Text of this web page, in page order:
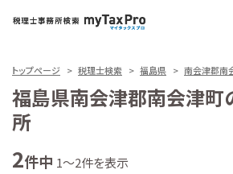
トップページ 税理士検索 福島県 南会津郡南
福島県南会津郡南会津町
所
2件中 1～2件を表示